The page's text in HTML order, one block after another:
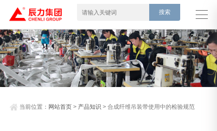
当前位置： 网站首页 > 产品知识 > 合成纤维吊装带使用中的检验规范